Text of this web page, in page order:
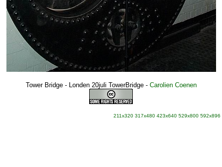
Tower Bridge - Londen 20juli TowerBridge- Carolien Coenen
211x320 317x480 423x640 529x800 592x896